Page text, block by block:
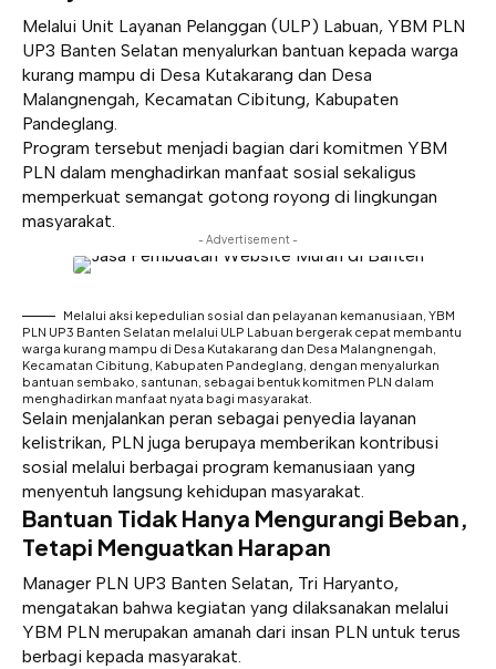
Melalui Unit Layanan Pelanggan (ULP) Labuan, YBM PLN
UP3 Banten Selatan menyalurkan bantuan kepada warga
kurang mampu di Desa Kutakarang dan Desa
Malangnengah, Kecamatan Cibitung, Kabupaten
Pandeglang.
Program tersebut menjadi bagian dari komitmen YBM
PLN dalam menghadirkan manfaat sosial sekaligus
memperkuat semangat gotong royong di lingkungan
masyarakat.
- Advertisement -
Melalui aksi kepedulian sosial dan pelayanan kemanusiaan, YBM
PLN UP3 Banten Selatan melalui ULP Labuan bergerak cepat membantu
warga kurang mampu di Desa Kutakarang dan Desa Malangnengah,
Kecamatan Cibitung, Kabupaten Pandeglang, dengan menyalurkan
bantuan sembako, santunan, sebagai bentuk komitmen PLN dalam
menghadirkan manfaat nyata bagi masyarakat.
Selain menjalankan peran sebagai penyedia layanan
kelistrikan, PLN juga berupaya memberikan kontribusi
sosial melalui berbagai program kemanusiaan yang
menyentuh langsung kehidupan masyarakat.
Bantuan Tidak Hanya Mengurangi Beban,
Tetapi Menguatkan Harapan
Manager PLN UP3 Banten Selatan, Tri Haryanto,
mengatakan bahwa kegiatan yang dilaksanakan melalui
YBM PLN merupakan amanah dari insan PLN untuk terus
berbagi kepada masyarakat.